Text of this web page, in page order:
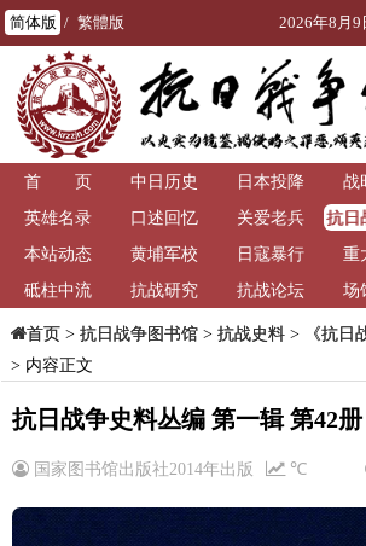
简体版 / 繁體版 2026年8月9
首 页 中日历史 日本投降 战
英雄名录
口述回忆 关爱老兵
抗日
本站动态
黄埔军校 日寇暴行 重
砥柱中流
抗战研究 抗战论坛 场
首页> 抗日战争图书馆> 抗战史料>
《抗日
> 内容正文
抗日战争史料丛编 第一辑 第42册
国家图书馆出版社2014年出版 ℃